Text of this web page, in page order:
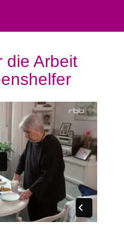
die Arbeit